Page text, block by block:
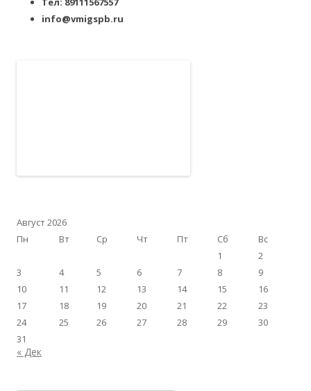
info@vmigspb.ru
Август 2026
Пн
Вт Ср Чт Пт Сб
Вс
1
2
3
4 5 6 7 8
9
10
11 12 13 14 15
16
17
18 19 20 21 22
23
24
25 26 27 28 29
30
31
« Дек